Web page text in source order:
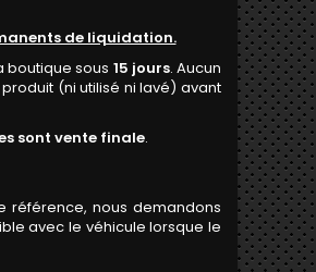
de liquidation.
boutique sous 15 jours. Aucun
(ni utilisé ni lavé) avant
sont vente finale.
référence, nous demandons
avec le véhicule lorsque le